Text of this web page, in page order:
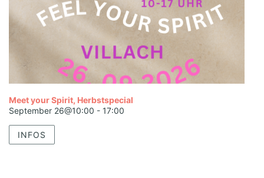
Meet your Spirit, Herbstspecial
September 26@10:00 - 17:00
INFOS